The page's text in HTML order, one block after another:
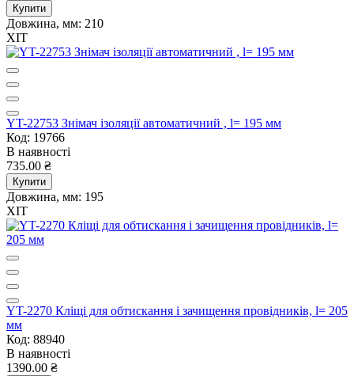
Купити
Довжина, мм: 210
ХІТ
YT-22753 Знімач ізоляції автоматичний , l= 195 мм
Код: 19766
В наявності
735.00 ₴
Купити
Довжина, мм: 195
ХІТ
YT-2270 Кліщі для обтискання і зачищення провідників, l= 205
мм
Код: 88940
В наявності
1390.00 ₴